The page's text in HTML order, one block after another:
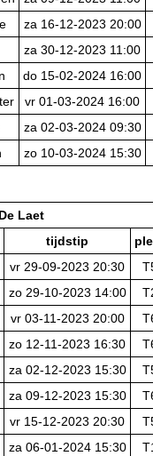
za 16-12-2023 20:00
za 30-12-2023 11:00
do 15-02-2024 16:00
vr 01-03-2024 16:00
za 02-03-2024 09:30
zo 10-03-2024 15:30
Laet
tijdstip
vr 29-09-2023 20:30
zo 29-10-2023 14:00
vr 03-11-2023 20:00
zo 12-11-2023 16:30
za 02-12-2023 15:30
za 09-12-2023 15:30
vr 15-12-2023 20:30
za 06-01-2024 15:30